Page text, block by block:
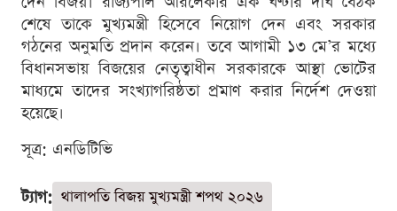
শেষে তাকে মুখ্যমন্ত্রী হিসেবে নিয়োগ দেন এবং সরকার
গঠনের অনুমতি প্রদান করেন। তবে আগামী ১৩ মে’র মধ্যে
বিধানসভায় বিজয়ের নেতৃত্বাধীন সরকারকে আস্থা ভোটের
মাধ্যমে তাদের সংখ্যাগরিষ্ঠতা প্রমাণ করার নির্দেশ দেওয়া
হয়েছে।
সূত্র: এনডিটিভি
ট্যাগ: থালাপতি বিজয় মুখ্যমন্ত্রী শপথ ২০২৬